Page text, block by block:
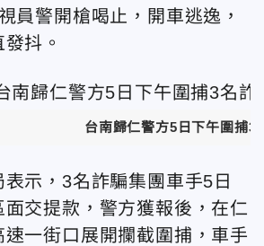
員警開槍喝止，開車逃逸，
抖。
台南歸仁警方5日下午圍捕3
示，3名詐騙集團車手5日
交提款，警方獲報後，在仁
一街口展開攔截圍捕，車手